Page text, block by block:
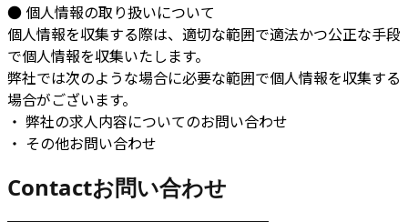
● 個人情報の取り扱いについて
個人情報を収集する際は、適切な範囲で適法かつ公正な手段
で個人情報を収集いたします。
弊社では次のような場合に必要な範囲で個人情報を収集する
場合がございます。
・ 弊社の求人内容についてのお問い合わせ
・ その他お問い合わせ
Contactお問い合わせ